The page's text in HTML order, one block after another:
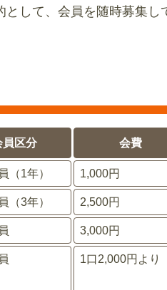
として、会員を随時募集し
員区分 会費
（1年） 1,000円
（3年） 2,500円
3,000円
1口2,000円より